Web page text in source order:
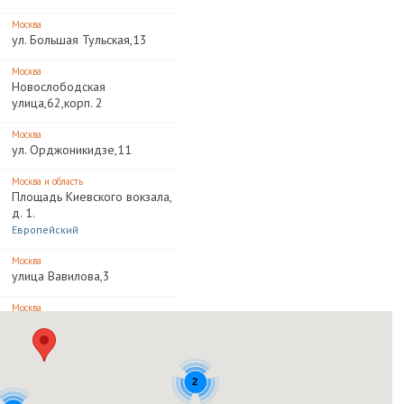
Москва
ул. Большая Тульская,13
Москва
Новослободская
улица,62,корп. 2
Москва
ул. Орджоникидзе,11
Москва и область
Площадь Киевского вокзала,
д. 1.
Европейский
Москва
улица Вавилова,3
Москва
д,20а,стр. 4,подъезд № 2,эт.
Москва 2